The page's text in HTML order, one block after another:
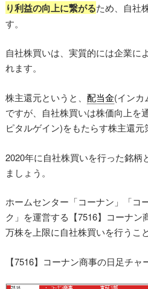
り利益の向上に繋がるため、自社
す。
自社株買いは、実質的には企業に
れます。
株主還元というと、 配当金(インカ
ですが、自社株買いは株価向上を
ピタルゲイン)をもたらす株主還元
2020年に自社株買いを行った銘柄
ましょう。
ホームセンター「コーナン」「コ
ク」を運営する【7516】コーナン
万株を上限に自社株買いを行うこ
【7516】コーナン商事の日足チャ